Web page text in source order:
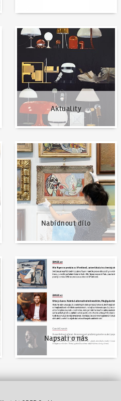
Aktuality
Aktuality
Nabídnout dílo
Nabídnout dílo
Napsali o nás
Napsali o nás